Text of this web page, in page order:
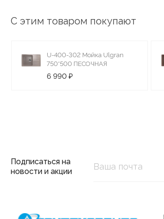
С этим товаром покупают
U-400-302 Мойка Ulgran
750*500 ПЕСОЧНАЯ
6 990 ₽
Подписаться на
новости и акции